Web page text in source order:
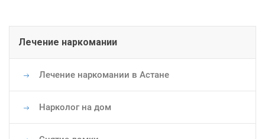
Основная
навигация
Лечение наркомании
Лечение наркомании в Астане
Нарколог на дом